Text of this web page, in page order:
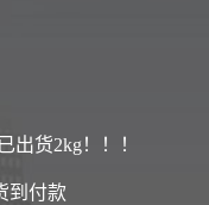
出货2kg！！！
到付款